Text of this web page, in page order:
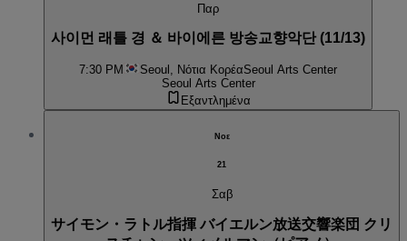
Παρ
사이먼 래틀 경 ＆ 바이에른 방송교향악단 (11/13)
7:30 PM Seoul, Νότια ΚορέαSeoul Arts Center
Seoul Arts Center
Εξαντλημένα
Νοε
21
Σαβ
サイモン・ラトル指揮 バイエルン放送交響楽団 クリ